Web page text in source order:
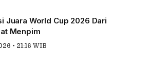
Juara World Cup 2026 Dari
Menpim
• 21:16 WIB